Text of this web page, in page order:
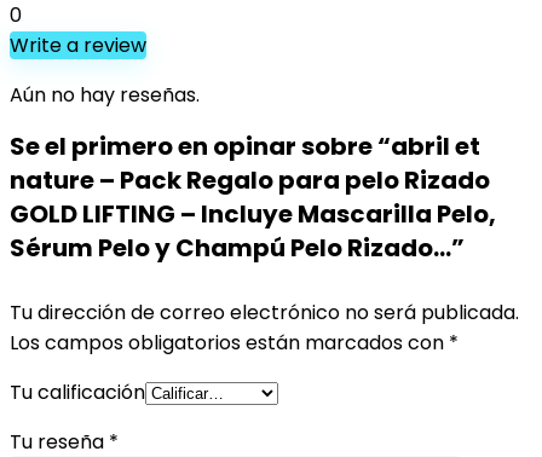
0
Write a review
Aún no hay reseñas.
Se el primero en opinar sobre “abril et
nature – Pack Regalo para pelo Rizado
GOLD LIFTING – Incluye Mascarilla Pelo,
Sérum Pelo y Champú Pelo Rizado…”
Tu dirección de correo electrónico no será publicada.
Los campos obligatorios están marcados con *
Tu calificación
Tu reseña *